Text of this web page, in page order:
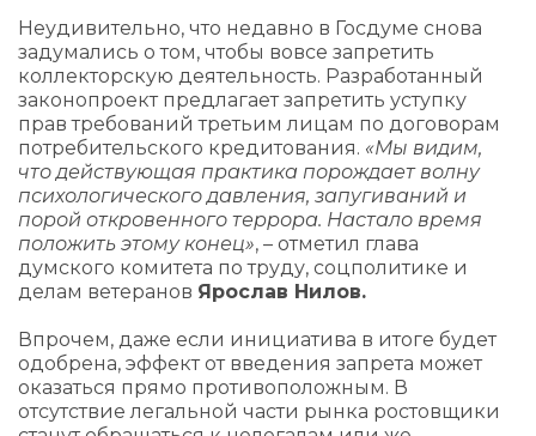
Неудивительно, что недавно в Госдуме снова
задумались о том, чтобы вовсе запретить
коллекторскую деятельность. Разработанный
законопроект предлагает запретить уступку
прав требований третьим лицам по договорам
потребительского кредитования. «Мы видим,
что действующая практика порождает волну
психологического давления, запугиваний и
порой откровенного террора. Настало время
положить этому конец», – отметил глава
думского комитета по труду, соцполитике и
делам ветеранов Ярослав Нилов.
Впрочем, даже если инициатива в итоге будет
одобрена, эффект от введения запрета может
оказаться прямо противоположным. В
отсутствие легальной части рынка ростовщики